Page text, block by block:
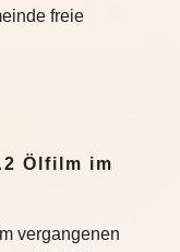
freie
Ölfilm im
vergangenen